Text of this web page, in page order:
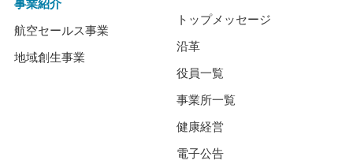
事業紹介
航空セールス事業
地域創生事業
トップメッセージ
沿革
役員一覧
事業所一覧
健康経営
電子公告